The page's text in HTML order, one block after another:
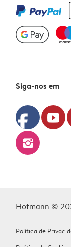
Siga-nos em
facebook youtube
instagram
Hofmann ©
Política de